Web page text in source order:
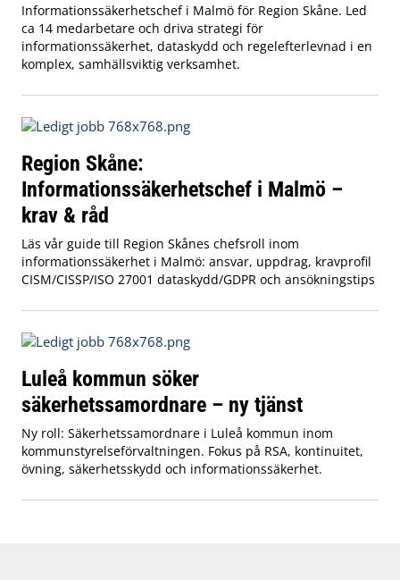
Informationssäkerhetschef i Malmö för Region Skåne. Led
ca 14 medarbetare och driva strategi för
informationssäkerhet, dataskydd och regelefterlevnad i en
komplex, samhällsviktig verksamhet.
Region Skåne:
Informationssäkerhetschef i Malmö –
krav & råd
Läs vår guide till Region Skånes chefsroll inom
informationssäkerhet i Malmö: ansvar, uppdrag, kravprofil
CISM/CISSP/ISO 27001 dataskydd/GDPR och ansökningstips
Luleå kommun söker
säkerhetssamordnare – ny tjänst
Ny roll: Säkerhetssamordnare i Luleå kommun inom
kommunstyrelseförvaltningen. Fokus på RSA, kontinuitet,
övning, säkerhetsskydd och informationssäkerhet.